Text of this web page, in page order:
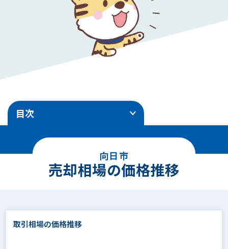
目次
売却相場の価格推移
エリア別地価ランキング
5.駅徒歩別の相場価格
向日市
売却相場の価格推移
取引相場の価格推移